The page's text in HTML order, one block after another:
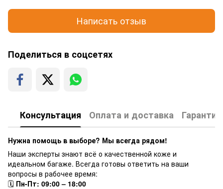
Написать отзыв
Поделиться в соцсетях
Консультация Оплата и доставка Гарантия
Нужна помощь в выборе? Мы всегда рядом!
Наши эксперты знают всё о качественной коже и
идеальном багаже. Всегда готовы ответить на ваши
вопросы в рабочее время:
🗓 Пн-Пт: 09:00 – 18:00